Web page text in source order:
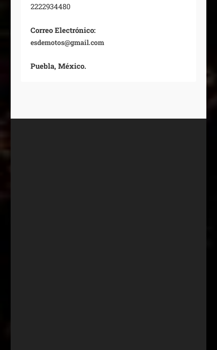
2222934480
Correo Electrónico:
esdemotos@gmail.com
Puebla, México.